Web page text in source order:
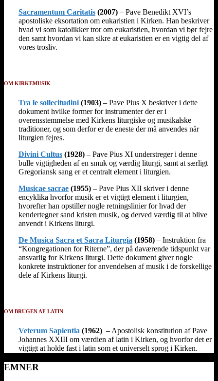
Sacramentum Caritatis (2007) – Pave Benedikt XVI’s
apostoliske eksortation om eukaristien i Kirken. Han beskriver
hvad vi som katolikker tror om eukaristien, hvordan vi bør fejre
den samt hvordan vi kan sikre at eukaristien er en vigtig del af
vores trosliv.
OM KIRKEMUSIK
Tra le sollecitudini (1903) – Pave Pius X beskriver i dette
dokument hvilke former for instrumenter der er i
overensstemmelse med Kirkens liturgiske og musikalske
traditioner, og som derfor er de eneste der må anvendes når
liturgien fejres.
Divini Cultus (1928) – Pave Pius XI understreger i denne
bulle vigtigheden af en smuk og værdig liturgi, samt at særligt
Gregoriansk sang er et centralt element i liturgien.
Musicae sacrae (1955) – Pave Pius XII skriver i denne
encyklika hvorfor musik er et vigtigt element i liturgien,
hvorefter han opstiller nogle retningslinier for hvad der
kendertegner sand kristen musik, og derved værdig til at blive
anvendt i Kirkens liturgi.
De Musica Sacra et Sacra Liturgia (1958) – Instruktion fra
“Kongregationen for Riterne”, der på daværende tidspunkt var
ansvarlig for Kirkens liturgi. Dette dokument giver nogle
konkrete instruktioner for anvendelsen af musik i de forskellige
dele af Kirkens liturgi.
OM BRUGEN AF LATIN
Veterum Sapientia (1962) – Apostolisk konstitution af Pave
Johannes XXIII om værdien af latin i Kirken, og hvorfor det er
vigtigt at holde fast i latin som et universelt sprog i Kirken.
EMNER